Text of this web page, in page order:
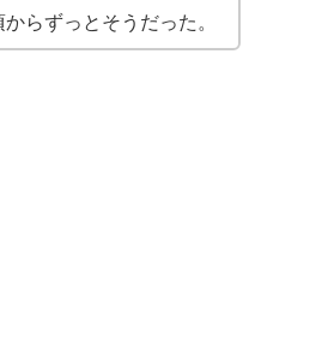
らずっとそうだった。